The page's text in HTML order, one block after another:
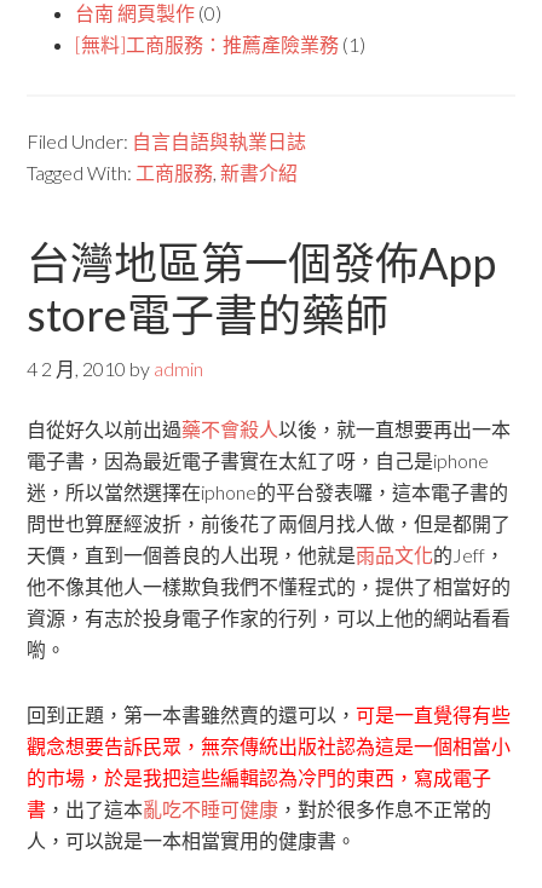
台南 網頁製作 (0)
[無料]工商服務：推薦產險業務 (1)
Filed Under: 自言自語與執業日誌
Tagged With: 工商服務,新書介紹
台灣地區第一個發佈App
store電子書的藥師
4 2 月, 2010 by admin
自從好久以前出過藥不會殺人以後，就一直想要再出一本
電子書，因為最近電子書實在太紅了呀，自己是iphone
迷，所以當然選擇在iphone的平台發表囉，這本電子書的
問世也算歷經波折，前後花了兩個月找人做，但是都開了
天價，直到一個善良的人出現，他就是雨品文化的Jeff，
他不像其他人一樣欺負我們不懂程式的，提供了相當好的
資源，有志於投身電子作家的行列，可以上他的網站看看
喲。
回到正題，第一本書雖然賣的還可以，可是一直覺得有些
觀念想要告訴民眾，無奈傳統出版社認為這是一個相當小
的市場，於是我把這些編輯認為冷門的東西，寫成電子
書 ，出了這本亂吃不睡可健康 ，對於很多作息不正常的
人，可以說是一本相當實用的健康書。